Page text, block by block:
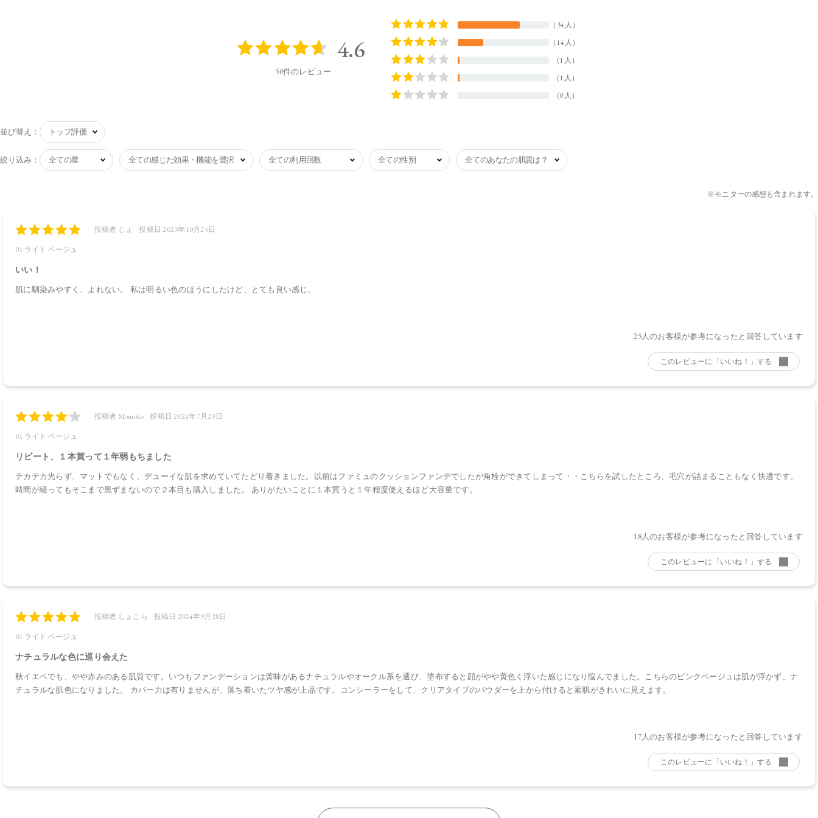
4.6
50件のレビュー
34人
14人
1人
1人
0人
並び替え：
絞り込み：
いい！
投稿者 じょ 投稿日 2023年10月25日
01 ライト ベージュ
肌に馴染みやすく、よれない。 私は明るい色のほうにしたけど、とても良い感じ。
25人のお客様が参考になったと回答しています
リピート、１本買って１年弱もちました
投稿者 Momoko 投稿日 2024年7月20日
01 ライト ベージュ
テカテカ光らず、マットでもなく、デューイな肌を求めていてたどり着きました。以前はファミュのクッションファンデでしたが角栓ができてしまって・・こちらを試したところ、毛穴が詰まることもなく快適です。
時間が経ってもそこまで黒ずまないので２本目も購入しました。 ありがたいことに１本買うと１年程度使えるほど大容量です。
18人のお客様が参考になったと回答しています
ナチュラルな色に巡り会えた
投稿者 しょこら 投稿日 2024年9月28日
01 ライト ベージュ
秋イエベでも、やや赤みのある肌質です。いつもファンデーションは黄味があるナチュラルやオークル系を選び、塗布すると顔がやや黄色く浮いた感じになり悩んでました。こちらのピンクベージュは肌が浮かず、ナ
チュラルな肌色になりました。 カバー力は有りませんが、落ち着いたツヤ感が上品です。コンシーラーをして、クリアタイプのパウダーを上から付けると素肌がきれいに見えます。
17人のお客様が参考になったと回答しています